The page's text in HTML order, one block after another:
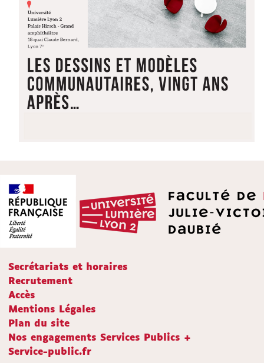
Secrétariats et horaires
Recrutement
Accès
Mentions Légales
Plan du site
Nos engagements Services Publics +
Service-public.fr